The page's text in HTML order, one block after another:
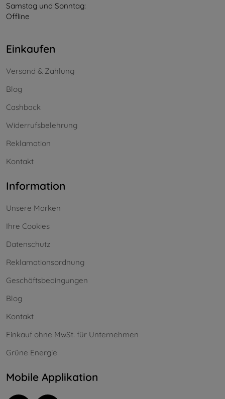
Samstag und Sonntag:
Offline
Einkaufen
Versand & Zahlung
Blog
Cashback
Widerrufsbelehrung
Reklamation
Kontakt
Information
Unsere Marken
Ihre Cookies
Datenschutz
Reklamationsordnung
Geschäftsbedingungen
Blog
Kontakt
Einkauf ohne MwSt. für Unternehmen
Grüne Energie
Mobile Applikation